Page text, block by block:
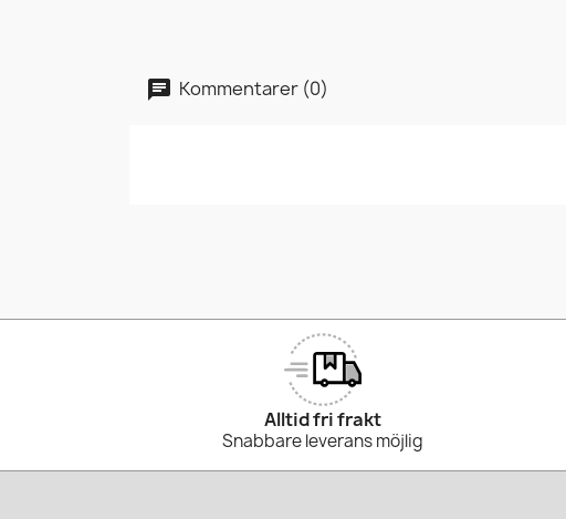
Kommentarer (0)
Alltid fri frakt
Snabbare leverans möjlig